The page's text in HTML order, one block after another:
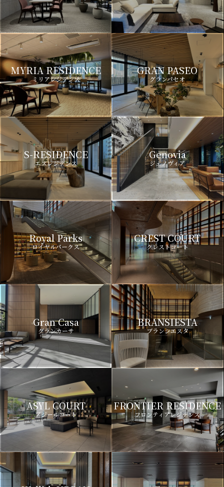
MYRIA RESIDENCE
ミリアレジデンス
GRAN PASEO
グランパセオ
S-RESIDENCE
エスレジデンス
Genovia
ジェノヴィア
Royal Parks
ロイヤルパークス
CREST COURT
クレストコート
Gran Casa
グランカーサ
BRANSIESTA
ブランシエスタ
ASYL COURT
アジールコート
FRONTIER RESIDENCE
フロンティアレジデンス